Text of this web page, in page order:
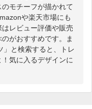
モチーフが描かれて
や楽天市場にも
レビュー評価や販売
がおすすめです。ま
」と検索すると、トレ
気に入るデザインに